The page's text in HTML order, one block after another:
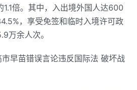
1.1倍。其中，入出境外国人达600
，享受免签和临时入境许可政
万余人次。
早苗错误言论违反国际法 破坏战